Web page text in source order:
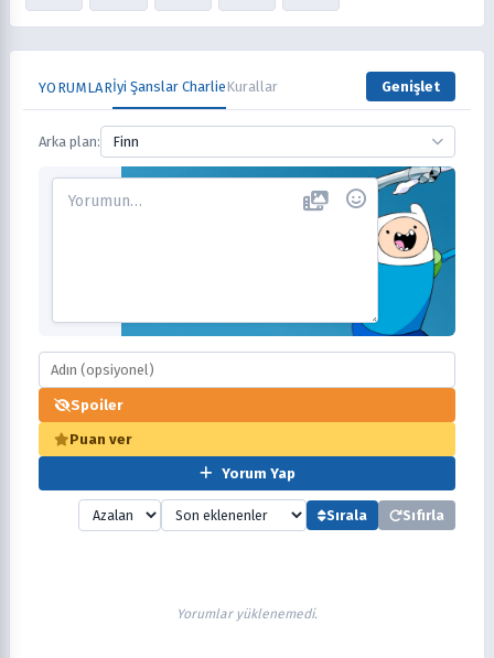
YORUMLARİyi Şanslar CharlieKurallar Genişlet
Arka plan: Finn
Spoiler
Puan ver
Yorum Yap
Sırala Sıfırla
Yorumlar yüklenemedi.